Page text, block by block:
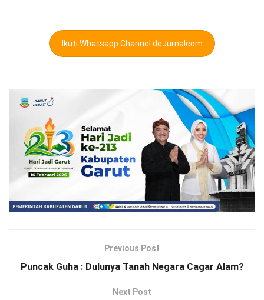
Ikuti Whatsapp Channel deJurnalcom
Previous Post
Puncak Guha : Dulunya Tanah Negara Cagar Alam?
Next Post